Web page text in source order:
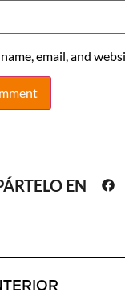
name, email, and
EN